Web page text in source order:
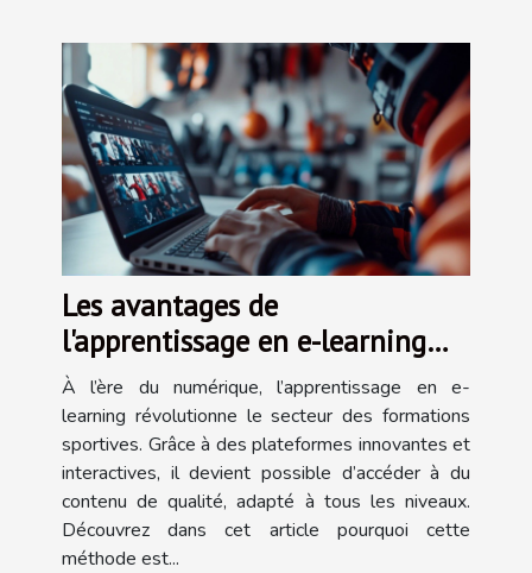
Les avantages de
l'apprentissage en e-learning
pour les formations sportives
À l’ère du numérique, l’apprentissage en e-
learning révolutionne le secteur des formations
sportives. Grâce à des plateformes innovantes et
interactives, il devient possible d’accéder à du
contenu de qualité, adapté à tous les niveaux.
Découvrez dans cet article pourquoi cette
méthode est...